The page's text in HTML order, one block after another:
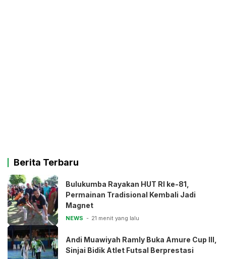
Berita Terbaru
Bulukumba Rayakan HUT RI ke-81,
Permainan Tradisional Kembali Jadi
Magnet
NEWS 21 menit yang lalu
Andi Muawiyah Ramly Buka Amure Cup III,
Sinjai Bidik Atlet Futsal Berprestasi